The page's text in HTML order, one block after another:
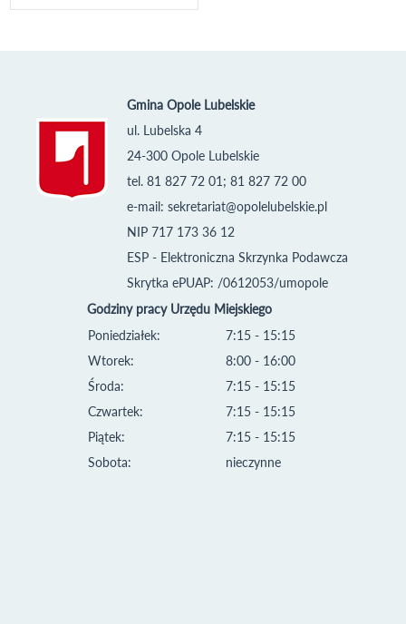
Gmina Opole Lubelskie
ul. Lubelska 4
24-300 Opole Lubelskie
tel. 81 827 72 01; 81 827 72 00
e-mail: sekretariat@opolelubelskie.pl
NIP 717 173 36 12
ESP - Elektroniczna Skrzynka Podawcza
Skrytka ePUAP: /0612053/umopole
Godziny pracy Urzędu Miejskiego
Poniedziałek:
Wtorek:
Środa:
Czwartek:
Piątek:
Sobota:
7:15 - 15:15
8:00 - 16:00
7:15 - 15:15
7:15 - 15:15
7:15 - 15:15
nieczynne